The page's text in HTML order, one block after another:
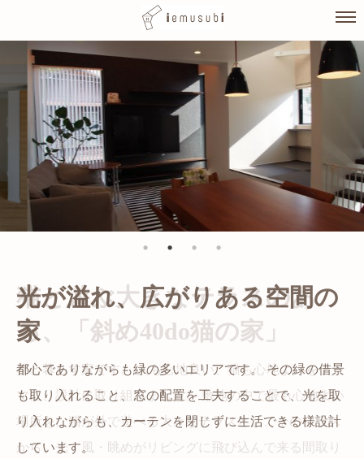
content
猫と暮らす家です。 人も心地良い、猫も心地よいをテー
マに、設計に取り組みました。 敷地の中で最も心地よい
場所を、猫が外で遊べる大きなテラスとし、そのテラス
から、光・風・眺めがリビングに飛び込んで来る間取り
光が溢れ、広がりある空間の
家
都心でありながらも緑の多いエリアです。 その緑の借景
も取り入れること、窓の配置を工夫することで、光を取
り入れながらも、カーテンを閉じずに生活できる様設計
しています。
自然の中の岩山を切り開いて造った、ワイルドなゲスト
ハウスをイメージした空間が広がる都市型住宅です。
かつての機織り工場が、その趣を残しつつ孫世帯の住居
へと蘇りました。